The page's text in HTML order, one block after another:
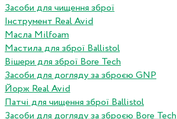
Засоби для чищення зброї
Інструмент Real Avid
Масла Milfoam
Мастила для зброї Ballistol
Вішери для зброї Bore Tech
Засоби для догляду за зброєю GNP
Йорж Real Avid
Патчі для чищення зброї Ballistol
Засоби для догляду за зброєю Bore Tech